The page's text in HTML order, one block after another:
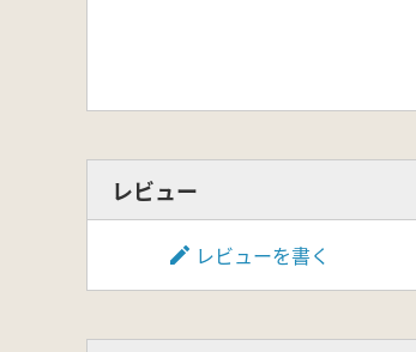
レビュー
レビューを書く